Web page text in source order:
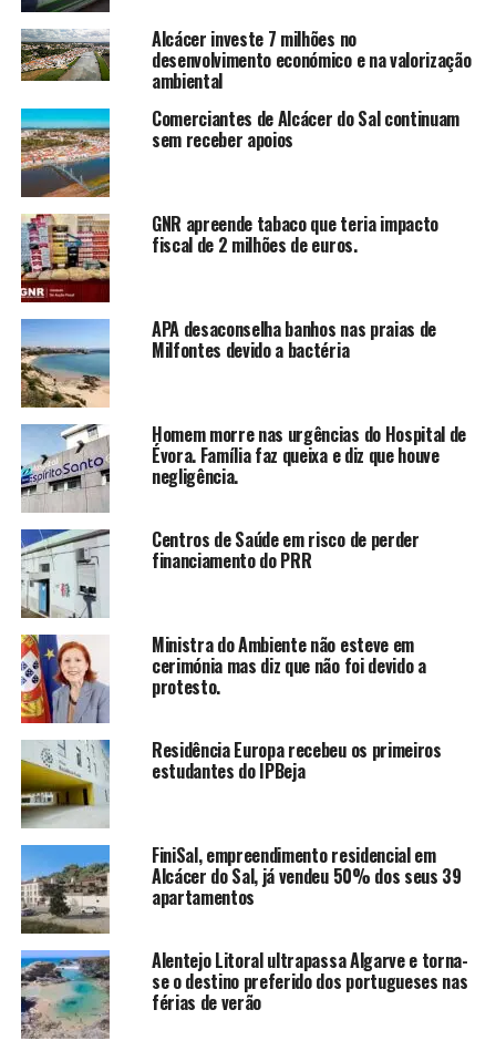
Alcácer investe 7 milhões no
desenvolvimento económico e na valorização
ambiental
Comerciantes de Alcácer do Sal continuam
sem receber apoios
GNR apreende tabaco que teria impacto
fiscal de 2 milhões de euros.
APA desaconselha banhos nas praias de
Milfontes devido a bactéria
Homem morre nas urgências do Hospital de
Évora. Família faz queixa e diz que houve
negligência.
Centros de Saúde em risco de perder
financiamento do PRR
Ministra do Ambiente não esteve em
cerimónia mas diz que não foi devido a
protesto.
Residência Europa recebeu os primeiros
estudantes do IPBeja
FiniSal, empreendimento residencial em
Alcácer do Sal, já vendeu 50% dos seus 39
apartamentos
Alentejo Litoral ultrapassa Algarve e torna-
se o destino preferido dos portugueses nas
férias de verão